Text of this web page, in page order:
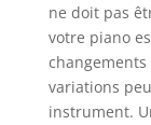
ne doit pas
votre piano
changements
variations
instrument.